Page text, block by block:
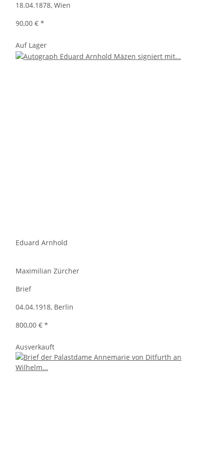
18.04.1878, Wien
90,00 € *
Auf Lager
Eduard Arnhold
Maximilian Zürcher
Brief
04.04.1918, Berlin
800,00 € *
Ausverkauft